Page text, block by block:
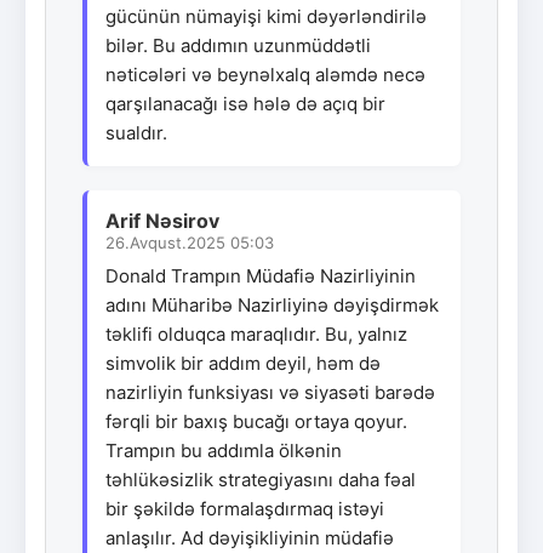
gücünün nümayişi kimi dəyərləndirilə
bilər. Bu addımın uzunmüddətli
nəticələri və beynəlxalq aləmdə necə
qarşılanacağı isə hələ də açıq bir
sualdır.
Arif Nəsirov
26.Avqust.2025 05:03
Donald Trampın Müdafiə Nazirliyinin
adını Müharibə Nazirliyinə dəyişdirmək
təklifi olduqca maraqlıdır. Bu, yalnız
simvolik bir addım deyil, həm də
nazirliyin funksiyası və siyasəti barədə
fərqli bir baxış bucağı ortaya qoyur.
Trampın bu addımla ölkənin
təhlükəsizlik strategiyasını daha fəal
bir şəkildə formalaşdırmaq istəyi
anlaşılır. Ad dəyişikliyinin müdafiə